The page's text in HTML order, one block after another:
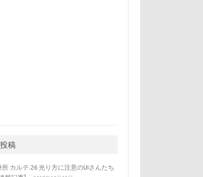
稿
所 カルテ.26 光り方に注意のUIさんたち